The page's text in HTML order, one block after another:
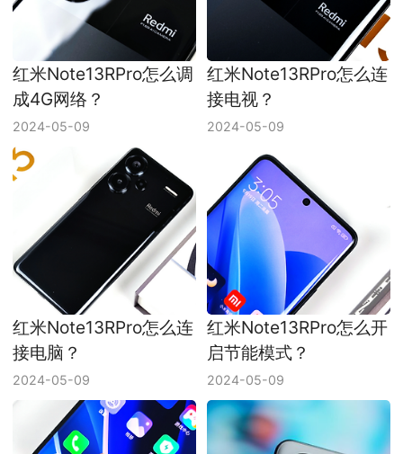
红米Note13RPro怎么调
成4G网络？
2024-05-09
红米Note13RPro怎么连
接电视？
2024-05-09
红米Note13RPro怎么连
接电脑？
2024-05-09
红米Note13RPro怎么开
启节能模式？
2024-05-09